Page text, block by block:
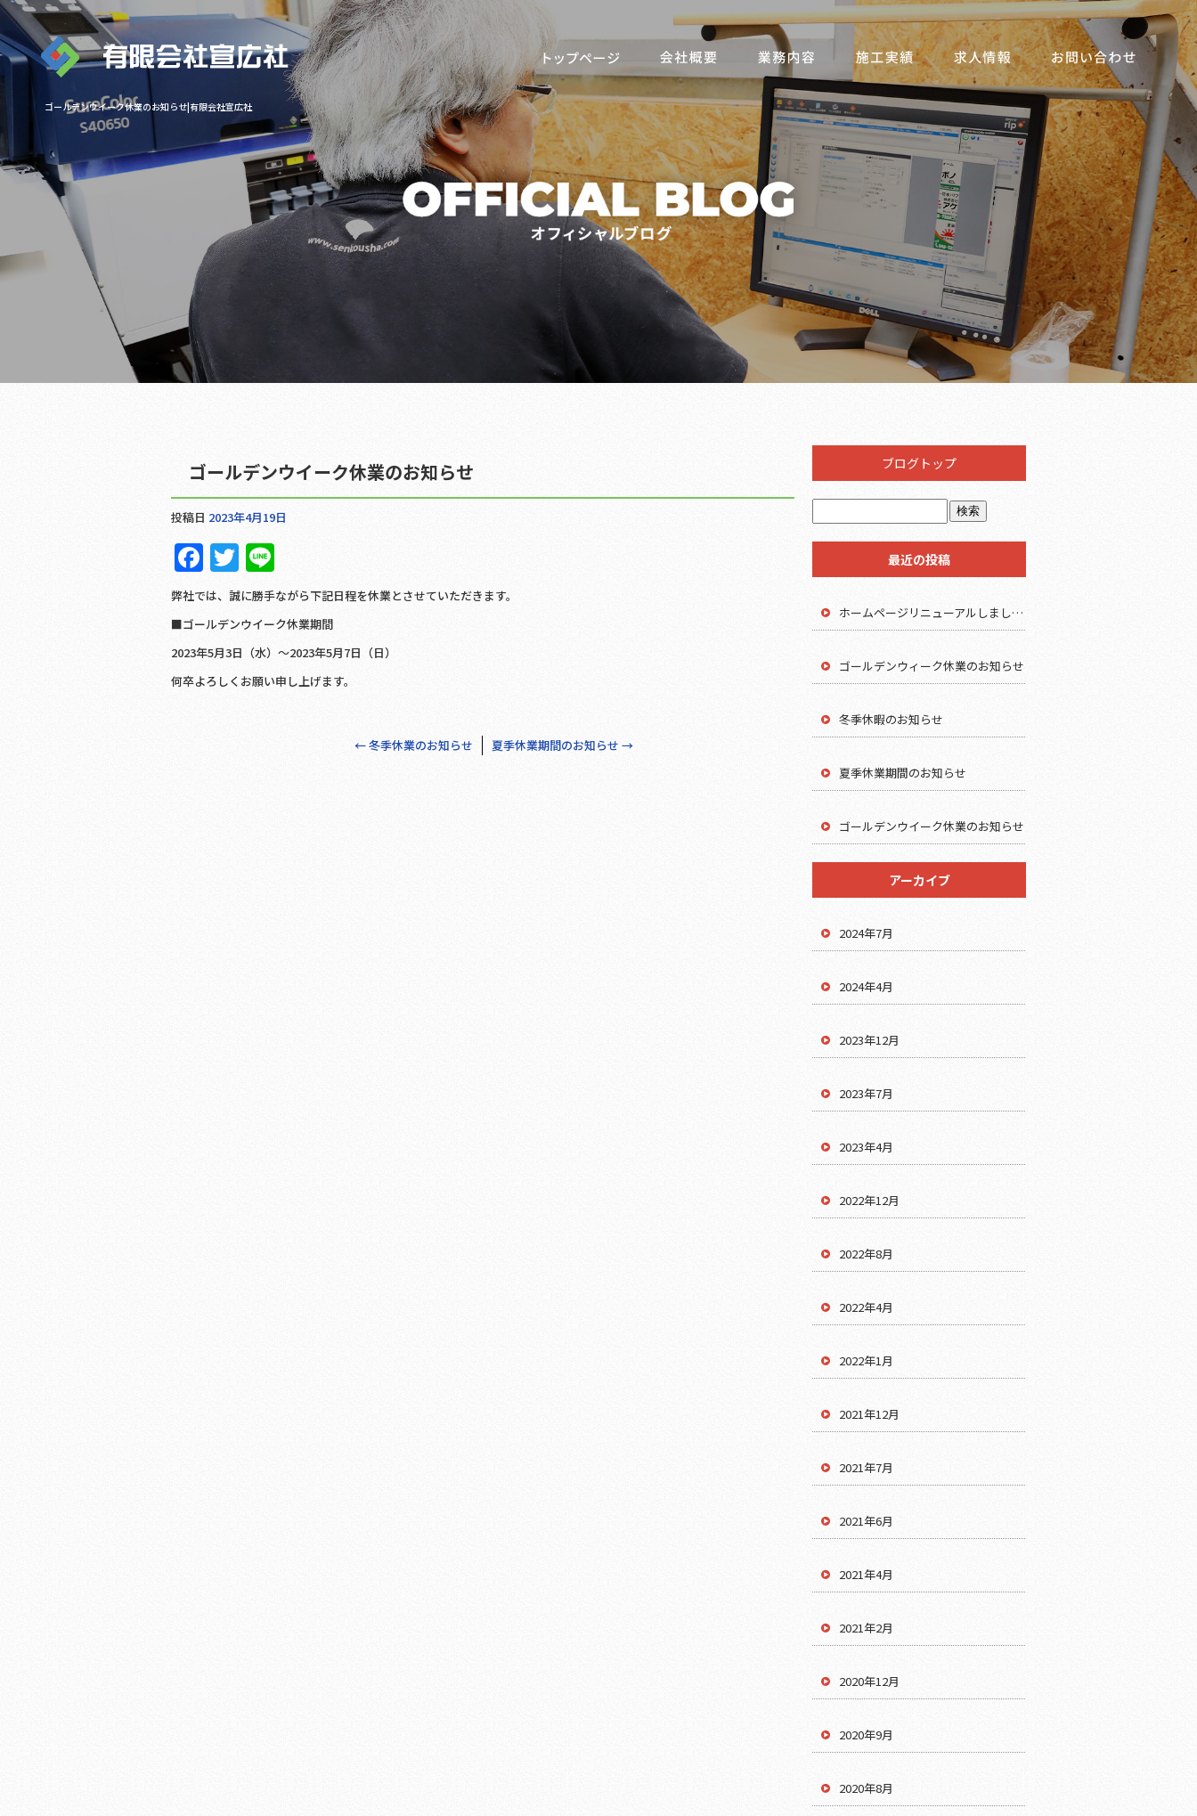
ゴールデンウイーク休業のお知らせ|有限会社宣広社
ゴールデンウイーク休業のお知らせ
投稿日 2023年4月19日
F
a
c
e
b
o
T
w
it
te
r
n
e
弊社では、誠に勝手ながら下記日程を休業とさせていただきます。
■ゴールデンウイーク休業期間
2023年5月3日（水）～2023年5月7日（日）
何卒よろしくお願い申し上げます。
←冬季休業のお知らせ 夏季休業期間のお知らせ →
ブログトップ
最近の投稿
ホームページリニューアルしました。
ゴールデンウィーク休業のお知らせ
冬季休暇のお知らせ
夏季休業期間のお知らせ
ゴールデンウイーク休業のお知らせ
アーカイブ
2024年7月
2024年4月
2023年12月
2023年7月
2023年4月
2022年12月
2022年8月
2022年4月
2022年1月
2021年12月
2021年7月
2021年6月
2021年4月
2021年2月
2020年12月
2020年9月
2020年8月